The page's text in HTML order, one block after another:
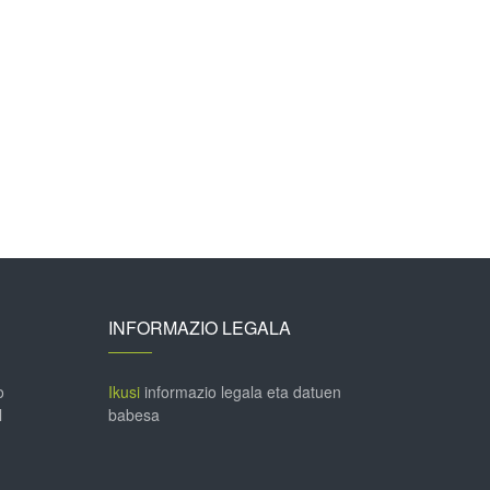
INFORMAZIO LEGALA
Ikusiinformazio legala eta datuen
babesa